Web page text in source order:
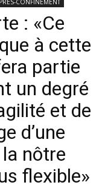
CONFINEMENT
: «Ce
à cette
partie
un degré
et de
d’une
nôtre
flexible»